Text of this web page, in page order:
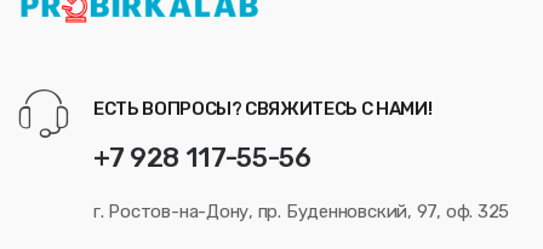
ЕСТЬ ВОПРОСЫ? СВЯЖИТЕСЬ С НАМИ!
+7 928 117-55-56
г. Ростов-на-Дону, пр. Буденновский, 97, оф. 325